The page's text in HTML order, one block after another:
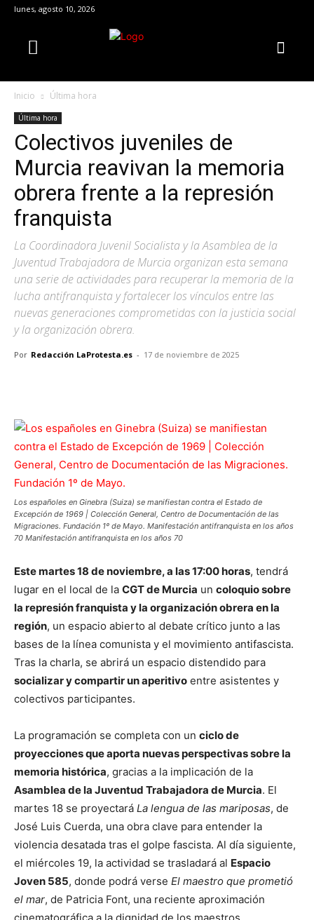
lunes, agosto 10, 2026
Inicio Última hora
Última hora
Colectivos juveniles de
Murcia reavivan la memoria
obrera frente a la represión
franquista
La Coordinadora Juvenil Socialista y la Asamblea de la
Juventud Trabajadora de Murcia organizan esta semana
una serie de actividades para recuperar la memoria de la
lucha antifranquista y fortalecer los vínculos entre las
nuevas generaciones comprometidas con la justicia social
y la organización obrera.
Por Redacción LaProtesta.es - 17 de noviembre de 2025
Los españoles en Ginebra (Suiza) se manifiestan contra el Estado de
Excepción de 1969 | Colección General, Centro de Documentación de las
Migraciones. Fundación 1º de Mayo. Manifestación antifranquista en los años
70 Manifestación antifranquista en los años 70
Este martes 18 de noviembre, a las 17:00 horas, tendrá
lugar en el local de la CGT de Murcia un coloquio sobre
la represión franquista y la organización obrera en la
región, un espacio abierto al debate crítico junto a las
bases de la línea comunista y el movimiento antifascista.
Tras la charla, se abrirá un espacio distendido para
socializar y compartir un aperitivo entre asistentes y
colectivos participantes.
La programación se completa con un ciclo de
proyecciones que aporta nuevas perspectivas sobre la
memoria histórica, gracias a la implicación de la
Asamblea de la Juventud Trabajadora de Murcia. El
martes 18 se proyectará La lengua de las mariposas, de
José Luis Cuerda, una obra clave para entender la
violencia desatada tras el golpe fascista. Al día siguiente,
el miércoles 19, la actividad se trasladará al Espacio
Joven 585, donde podrá verse El maestro que prometió
el mar, de Patricia Font, una reciente aproximación